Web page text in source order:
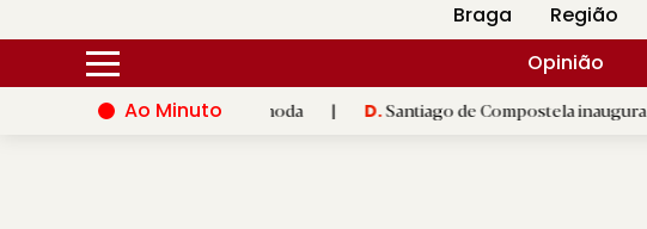
Braga Região
Opinião
Ao Minuto
do mundo da moda D.Santiago de Compostela inaugura XVI Jogos